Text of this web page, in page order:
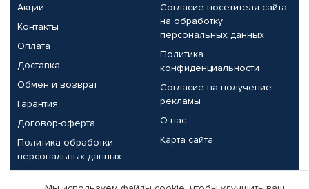
Акции
Контакты
Оплата
Доставка
Обмен и возврат
Гарантия
Договор-оферта
Политика обработки
персональных данных
Согласие посетителя сайта
на обработку
персональных данных
Политика
конфиденциальности
Согласие на получение
рекламы
О нас
Карта сайта